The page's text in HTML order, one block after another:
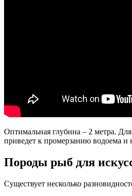
Оптимальная глубина – 2 метра.
приведет к промерзанию водоема и
Породы рыб для
Существует несколько